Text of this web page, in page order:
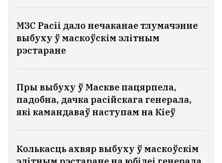
МЗС Расіі дало нечаканае тлумачэнне
выбуху ў маскоўскім элітным
рэстаране
Пры выбуху ў Маскве пацярпела,
падобна, дачка расійскага генерала,
які камандаваў наступам на Кіеў
Колькасць ахвяр выбуху ў маскоўскім
ЗША сталі часцей адмаўляць беларусам у
прытулку